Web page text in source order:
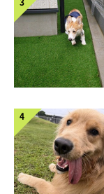
犬は経験すればする
め、散歩中いつも
て、常に行きたい方
手にニオイかぎする